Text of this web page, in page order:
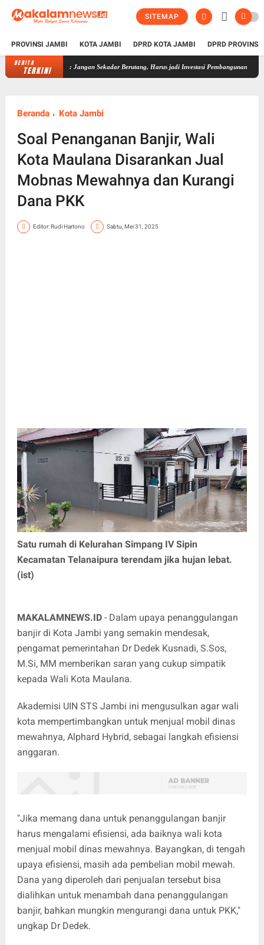
SITEMAP
PROVINSI JAMBI KOTA JAMBI DPRD KOTA JAMBI DPRD
BERITA
TERKINIRencana Pinjaman Rp200 Miliar Muaro Jambi, Ivan Wirata: Jangan
Beranda Kota Jambi
Soal Penanganan Banjir, Wali
Kota Maulana Disarankan Jual
Mobnas Mewahnya dan Kurangi
Dana PKK
Editor: Rudi Hartono Sabtu, Mei 31, 2025
Satu rumah di Kelurahan Simpang IV Sipin
Kecamatan Telanaipura terendam jika hujan lebat.
(ist)
MAKALAMNEWS.ID- Dalam upaya penanggulangan
banjir di Kota Jambi yang semakin mendesak,
pengamat pemerintahan Dr Dedek Kusnadi, S.Sos,
M.Si, MM memberikan saran yang cukup simpatik
kepada Wali Kota Maulana.
Akademisi UIN STS Jambi ini mengusulkan agar wali
kota mempertimbangkan untuk menjual mobil dinas
mewahnya, Alphard Hybrid, sebagai langkah efisiensi
anggaran.
"Jika memang dana untuk penanggulangan banjir
harus mengalami efisiensi, ada baiknya wali kota
menjual mobil dinas mewahnya. Bayangkan, di tengah
upaya efisiensi, masih ada pembelian mobil mewah.
Dana yang diperoleh dari penjualan tersebut bisa
dialihkan untuk menambah dana penanggulangan
banjir, bahkan mungkin mengurangi dana untuk PKK,"
ungkap Dr Dedek.